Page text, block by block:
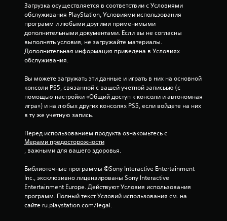
Загрузка осуществляется в соответствии с Условиями
обслуживания PlayStation, Условиями использования
программ и любыми другими применимыми
дополнительными документами. Если вы не согласны
выполнять условия, не загружайте материалы.
Дополнительная информация приведена в Условиях
обслуживания.
Вы можете загружать эти данные и играть в них на основной
консоли PS5, связанной с вашей учетной записьью (с
помощью настройки «Общий доступ к консоли и автономная
игра») и на любых других консолях PS5, если войдете на них
в ту же учетную запись.
Перед использованием продукта ознакомьтесь с
Мерами предосторожности
, важными для вашего здоровья.
Библиотечные программы ©Sony Interactive Entertainment
Inc., эксклюзивно лицензированы Sony Interactive
Entertainment Europe. Действуют Условия использования
программ. Полный текст Условий использования см. на
сайте ru.playstation.com/legal.